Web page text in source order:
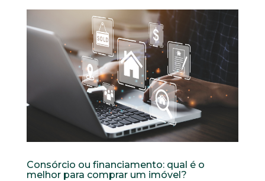
Consórcio ou financiamento: qual é o
melhor para comprar um imóvel?